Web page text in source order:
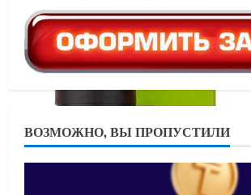
ВОЗМОЖНО, ВЫ ПРОПУСТИЛИ